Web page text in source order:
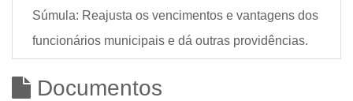
Súmula: Reajusta os vencimentos e vantagens dos
funcionários municipais e dá outras providências.
Documentos